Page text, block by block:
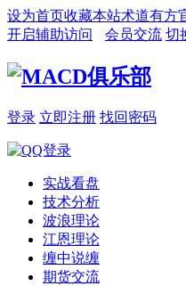
设为首页收藏本站术道有方
开启辅助访问
会员交流 切
登录 立即注册 找回密码
实战看盘
技术分析
波浪理论
江恩理论
缠中说缠
期货交流